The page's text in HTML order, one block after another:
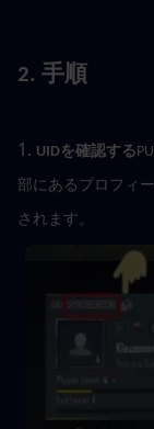
2. 手順
1. UIDを確認する
部にあるプロフィ
されます。